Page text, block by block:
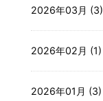
2026年03月 (3)
2026年02月 (1)
2026年01月 (3)